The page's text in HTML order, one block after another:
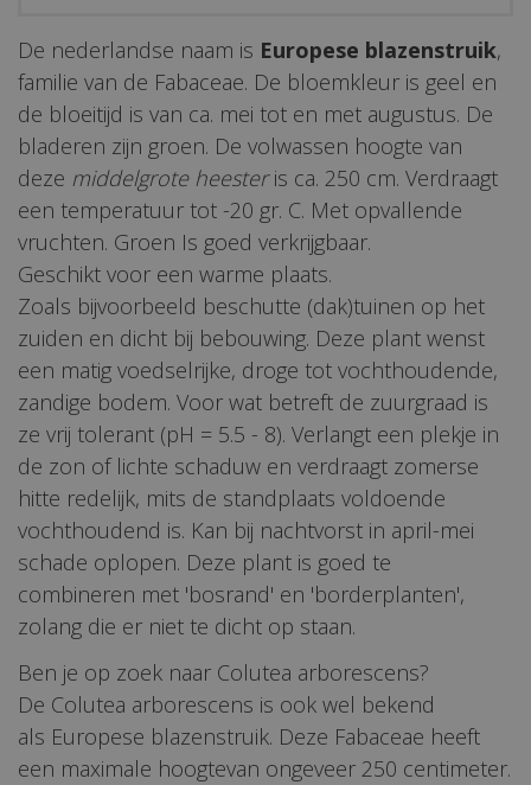
De nederlandse naam is Europese blazenstruik,
familie van de Fabaceae. De bloemkleur is geel en
de bloeitijd is van ca. mei tot en met augustus. De
bladeren zijn groen. De volwassen hoogte van
deze middelgrote heesteris ca. 250 cm. Verdraagt
een temperatuur tot -20 gr. C. Met opvallende
vruchten. Groen Is goed verkrijgbaar.
Geschikt voor een warme plaats.
Zoals bijvoorbeeld beschutte (dak)tuinen op het
zuiden en dicht bij bebouwing. Deze plant wenst
een matig voedselrijke, droge tot vochthoudende,
zandige bodem. Voor wat betreft de zuurgraad is
ze vrij tolerant (pH = 5.5 - 8). Verlangt een plekje in
de zon of lichte schaduw en verdraagt zomerse
hitte redelijk, mits de standplaats voldoende
vochthoudend is. Kan bij nachtvorst in april-mei
schade oplopen. Deze plant is goed te
combineren met 'bosrand' en 'borderplanten',
zolang die er niet te dicht op staan.
Ben je op zoek naar Colutea arborescens?
De Colutea arborescens is ook wel bekend
als Europese blazenstruik. Deze Fabaceae heeft
een maximale hoogtevan ongeveer 250 centimeter.